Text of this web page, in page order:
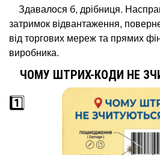
МЕТАЛОДЕТЕКТОРИ ПРОМИСЛОВІ
CHECKWEIGHERS AND WEIGH-
X-RAY INSPECTION
Здавалося б, дрібниця.
затримок відвантаження,
від торгових мереж та прямих
виробника.
ЧОМУ ШТРИХ-КОДИ НЕ
1️⃣